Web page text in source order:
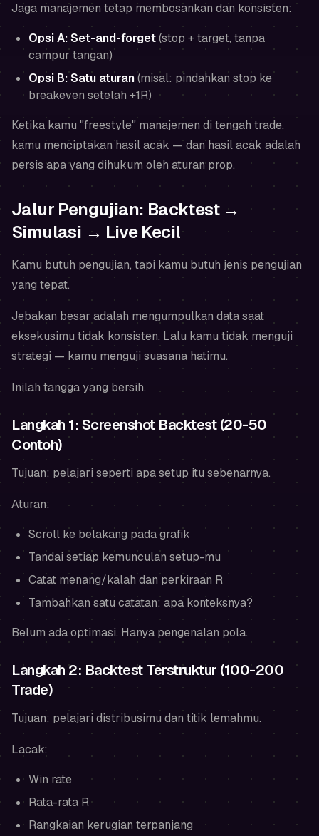
Jaga manajemen tetap membosankan dan konsisten:
Opsi A: Set-and-forget(stop + target, tanpa
campur tangan)
Opsi B: Satu aturan(misal: pindahkan stop ke
breakeven setelah +1R)
Ketika kamu "freestyle" manajemen di tengah trade,
kamu menciptakan hasil acak — dan hasil acak adalah
persis apa yang dihukum oleh aturan prop.
Jalur Pengujian: Backtest →
Simulasi → Live Kecil
Kamu butuh pengujian, tapi kamu butuh jenis pengujian
yang tepat.
Jebakan besar adalah mengumpulkan data saat
eksekusimu tidak konsisten. Lalu kamu tidak menguji
strategi — kamu menguji suasana hatimu.
Inilah tangga yang bersih.
Langkah 1: Screenshot Backtest (20-50
Contoh)
Tujuan: pelajari seperti apa setup itu sebenarnya.
Aturan:
Scroll ke belakang pada grafik
Tandai setiap kemunculan setup-mu
Catat menang/kalah dan perkiraan R
Tambahkan satu catatan: apa konteksnya?
Belum ada optimasi. Hanya pengenalan pola.
Langkah 2: Backtest Terstruktur (100-200
Trade)
Tujuan: pelajari distribusimu dan titik lemahmu.
Lacak:
Win rate
Rata-rata R
Rangkaian kerugian terpanjang